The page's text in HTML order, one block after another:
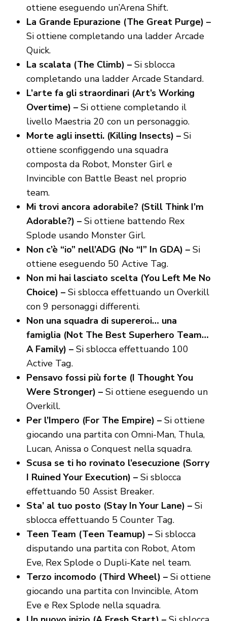
ottiene eseguendo un’Arena Shift.
La Grande Epurazione (The Great Purge) –
Si ottiene completando una ladder Arcade
Quick.
La scalata (The Climb) –Si sblocca
completando una ladder Arcade Standard.
L’arte fa gli straordinari (Art’s Working
Overtime) –Si ottiene completando il
livello Maestria 20 con un personaggio.
Morte agli insetti. (Killing Insects) –Si
ottiene sconfiggendo una squadra
composta da Robot, Monster Girl e
Invincible con Battle Beast nel proprio
team.
Mi trovi ancora adorabile? (Still Think I’m
Adorable?) –Si ottiene battendo Rex
Splode usando Monster Girl.
Non c’è “io” nell’ADG (No “I” In GDA) –Si
ottiene eseguendo 50 Active Tag.
Non mi hai lasciato scelta (You Left Me No
Choice) –Si sblocca effettuando un Overkill
con 9 personaggi differenti.
Non una squadra di supereroi… una
famiglia (Not The Best Superhero Team…
A Family) –Si sblocca effettuando 100
Active Tag.
Pensavo fossi più forte (I Thought You
Were Stronger) –Si ottiene eseguendo un
Overkill.
Per l’Impero (For The Empire) –Si ottiene
giocando una partita con Omni-Man, Thula,
Lucan, Anissa o Conquest nella squadra.
Scusa se ti ho rovinato l’esecuzione (Sorry
I Ruined Your Execution) –Si sblocca
effettuando 50 Assist Breaker.
Sta’ al tuo posto (Stay In Your Lane) –Si
sblocca effettuando 5 Counter Tag.
Teen Team (Teen Teamup) –Si sblocca
disputando una partita con Robot, Atom
Eve, Rex Splode o Dupli-Kate nel team.
Terzo incomodo (Third Wheel) –Si ottiene
giocando una partita con Invincible, Atom
Eve e Rex Splode nella squadra.